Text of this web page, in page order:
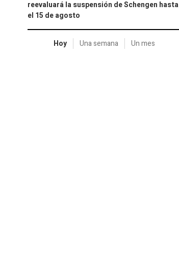
reevaluará la suspensión de Schengen hasta
el 15 de agosto
Hoy Una semana Un mes